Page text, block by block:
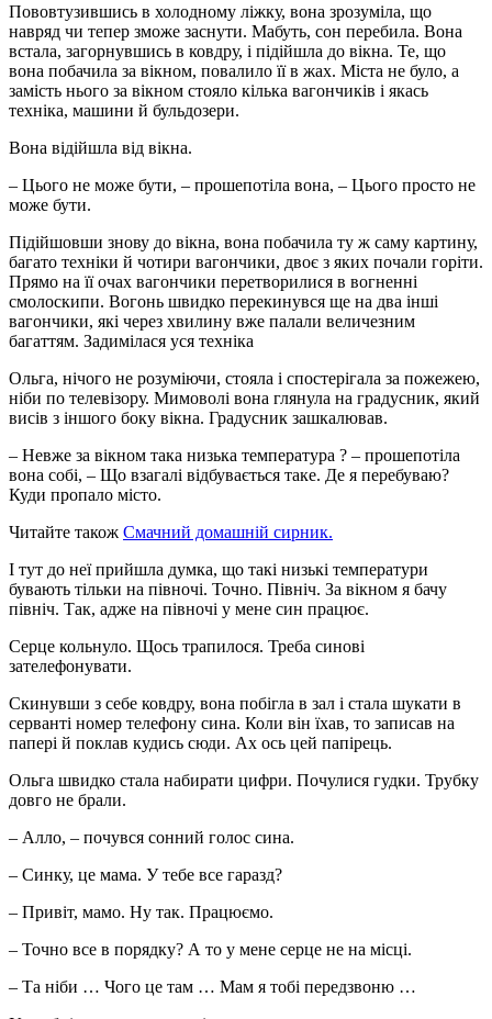
Пововтузившись в холодному ліжку, вона зрозуміла, що
навряд чи тепер зможе заснути. Мабуть, сон перебила. Вона
встала, загорнувшись в ковдру, і підійшла до вікна. Те, що
вона побачила за вікном, повалило її в жах. Міста не було, а
замість нього за вікном стояло кілька вагончиків і якась
техніка, машини й бульдозери.
Вона відійшла від вікна.
– Цього не може бути, – прошепотіла вона, – Цього просто не
може бути.
Підійшовши знову до вікна, вона побачила ту ж саму картину,
багато техніки й чотири вагончики, двоє з яких почали горіти.
Прямо на її очах вагончики перетворилися в вогненні
смолоскипи. Вогонь швидко перекинувся ще на два інші
вагончики, які через хвилину вже палали величезним
багаттям. Задимілася уся техніка
Ольга, нічого не розуміючи, стояла і спостерігала за пожежею,
ніби по телевізору. Мимоволі вона глянула на градусник, який
висів з іншого боку вікна. Градусник зашкалював.
– Невже за вікном така низька температура ? – прошепотіла
вона собі, – Що взагалі відбувається таке. Де я перебуваю?
Куди пропало місто.
Читайте також Смачний домашній сирник.
І тут до неї прийшла думка, що такі низькі температури
бувають тільки на півночі. Точно. Північ. За вікном я бачу
північ. Так, адже на півночі у мене син працює.
Серце кольнуло. Щось трапилося. Треба синові
зателефонувати.
Скинувши з себе ковдру, вона побігла в зал і стала шукати в
серванті номер телефону сина. Коли він їхав, то записав на
папері й поклав кудись сюди. Ах ось цей папірець.
Ольга швидко стала набирати цифри. Почулися гудки. Трубку
довго не брали.
– Алло, – почувся сонний голос сина.
– Синку, це мама. У тебе все гаразд?
– Привіт, мамо. Ну так. Працюємо.
– Точно все в порядку? А то у мене серце не на місці.
– Та ніби … Чого це там … Мам я тобі передзвоню …